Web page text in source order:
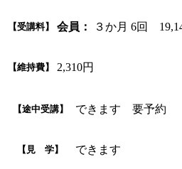
【受講料】 会員： ３か月 6回
【維持費】 2,310円
【途中受講】 できます 要予約
【見 学】 できます